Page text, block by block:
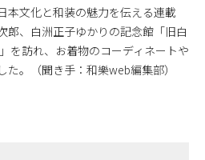
本文化と和装の魅力を伝える連載
郎、白洲正子ゆかりの記念館「旧白
を訪れ、お着物のコーディネートや
た。（聞き手：和樂web編集部）